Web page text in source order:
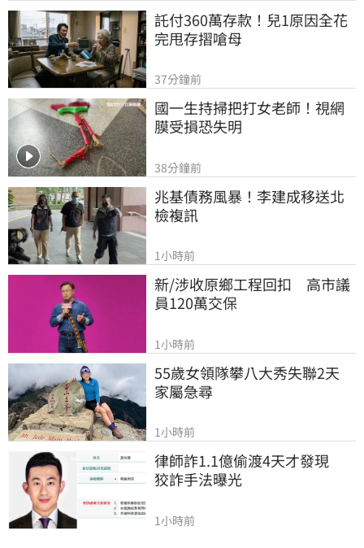
託付360萬存款！兒1原因全花
完甩存摺嗆母
37分鐘前
國一生持掃把打女老師！視網
膜受損恐失明
38分鐘前
兆基債務風暴！李建成移送北
檢複訊
1小時前
新/涉收原鄉工程回扣　高市議
員120萬交保
1小時前
55歲女領隊攀八大秀失聯2天
家屬急尋
1小時前
律師詐1.1億偷渡4天才發現
狡詐手法曝光
1小時前